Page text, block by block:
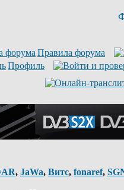
Правила форума
Профиль
, JaWa, Витс, fonaref,